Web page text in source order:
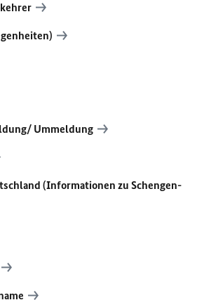
Ummeldung
(Informationen zu Schengen-